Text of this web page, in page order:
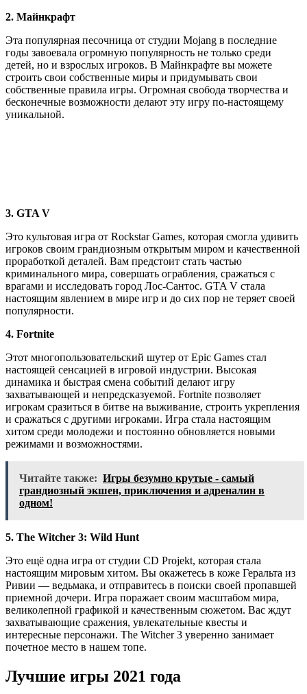
2. Майнкрафт
Эта популярная песочница от студии Mojang в последние
годы завоевала огромную популярность не только среди
детей, но и взрослых игроков. В Майнкрафте вы можете
строить свои собственные миры и придумывать свои
собственные правила игры. Огромная свобода творчества и
бесконечные возможности делают эту игру по-настоящему
уникальной.
3. GTA V
Это культовая игра от Rockstar Games, которая смогла удивить
игроков своим грандиозным открытым миром и качественной
проработкой деталей. Вам предстоит стать частью
криминального мира, совершать ограбления, сражаться с
врагами и исследовать город Лос-Сантос. GTA V стала
настоящим явлением в мире игр и до сих пор не теряет своей
популярности.
4. Fortnite
Этот многопользовательский шутер от Epic Games стал
настоящей сенсацией в игровой индустрии. Высокая
динамика и быстрая смена событий делают игру
захватывающей и непредсказуемой. Fortnite позволяет
игрокам сразиться в битве на выживание, строить укрепления
и сражаться с другими игроками. Игра стала настоящим
хитом среди молодежи и постоянно обновляется новыми
режимами и возможностями.
Читайте также: Игры безумно крутые - самый
грандиозный экшен, приключения и адреналин в
одном!
5. The Witcher 3: Wild Hunt
Это ещё одна игра от студии CD Projekt, которая стала
настоящим мировым хитом. Вы окажетесь в коже Геральта из
Ривии — ведьмака, и отправитесь в поиски своей пропавшей
приемной дочери. Игра поражает своим масштабом мира,
великолепной графикой и качественным сюжетом. Вас ждут
захватывающие сражения, увлекательные квесты и
интересные персонажи. The Witcher 3 уверенно занимает
почетное место в нашем топе.
Лучшие игры 2021 года